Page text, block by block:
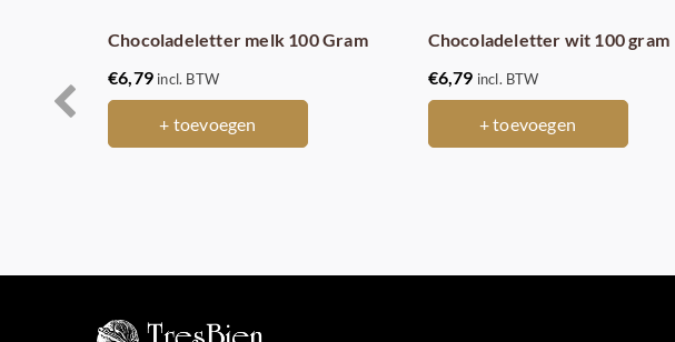
Chocoladeletter melk 100 Gram
€6,79 incl. BTW
+ toevoegen
Chocoladeletter wit 100 gram
€6,79 incl. BTW
+ toevoegen